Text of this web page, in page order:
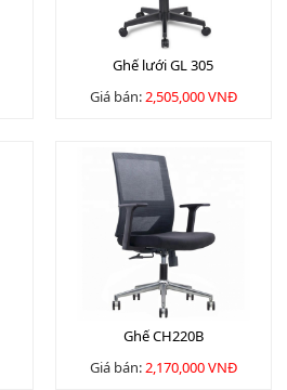
Ghế lưới GL 305
Giá bán:2,505,000 VNĐ
Ghế CH220B
Giá bán:2,170,000 VNĐ